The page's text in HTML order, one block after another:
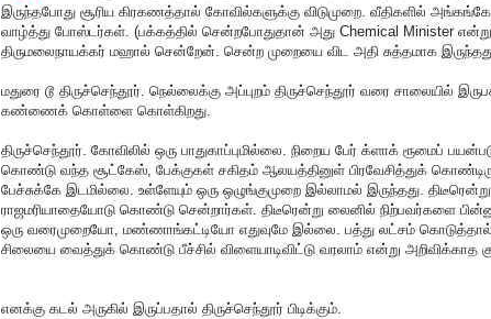
இருந்தபோது சூரிய கிரகணத்தால் கோவில்களுக்கு விடுமுறை. வீதிகளில் அங்கங்கே
வாழ்த்து போஸ்டர்கள். (பக்கத்தில் சென்றபோதுதான் அது Chemical Minister என்று
திருமலைநாயக்கர் மஹால் சென்றேன். சென்ற முறையை விட அதி சுத்தமாக
மதுரை டூ திருச்செந்தூர். நெல்லைக்கு அப்புறம் திருச்செந்தூர் வரை சாலையில்
கண்ணைக் கொள்ளை கொள்கிறது.
திருச்செந்தூர். கோவிலில் ஒரு பாதுகாப்புமில்லை. நிறைய பேர் க்ளாக் ரூமைப்
கொண்டு வந்த சூட்கேஸ், பேக்குகள் சகிதம் ஆலயத்தினுள் பிரவேசித்துக்
பேச்சுக்கே இடமில்லை. உள்ளேயும் ஒரு ஒழுங்குமுறை இல்லாமல் இருந்தது. திடீரென்று
ராஜமரியாதையோடு கொண்டு சென்றார்கள். திடீரென்று லைனில் நிற்பவர்களை
ஒரு வரைமுறையோ, மண்ணாங்கட்டியோ எதுவுமே இல்லை. பத்து லட்சம் கொடுத்தால்
சிலையை வைத்துக் கொண்டு பீச்சில் விளையாடிவிட்டு வரலாம் என்று அறிவிக்காத
எனக்கு கடல் அருகில் இருப்பதால் திருச்செந்தூர் பிடிக்கும்.